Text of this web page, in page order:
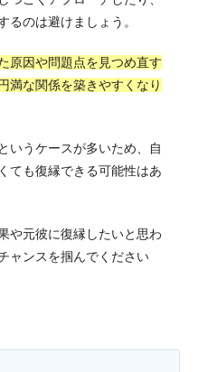
るのは避けましょう。
原因や問題点を見つめ直す
満な関係を築きやすくなり
いうケースが多いため、自
ても復縁できる可能性はあ
や元彼に復縁したいと思わ
ャンスを掴んでください